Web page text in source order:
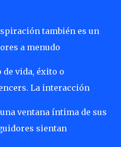
también es un
a menudo
vida, éxito o
La interacción
ventana íntima de sus
sientan